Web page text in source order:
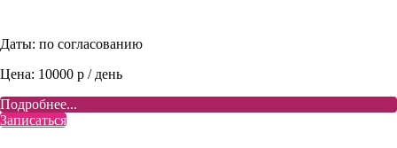
Даты: по согласованию
Цена: 10000 р / день
Подробнее...
Записаться